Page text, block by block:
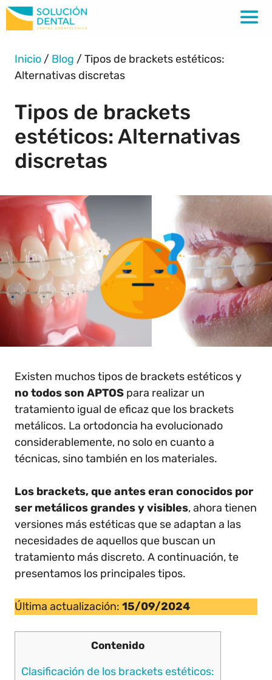
Inicio / Blog /Tipos de brackets estéticos:
Alternativas discretas
Tipos de brackets
estéticos: Alternativas
discretas
Existen muchos tipos de brackets estéticos y
no todos son APTOS para realizar un
tratamiento igual de eficaz que los brackets
metálicos. La ortodoncia ha evolucionado
considerablemente, no solo en cuanto a
técnicas, sino también en los materiales.
Los brackets, que antes eran conocidos por
ser metálicos grandes y visibles, ahora tienen
versiones más estéticas que se adaptan a las
necesidades de aquellos que buscan un
tratamiento más discreto. A continuación, te
presentamos los principales tipos.
Última actualización: 15/09/2024
Contenido
Clasificación de los brackets estéticos: